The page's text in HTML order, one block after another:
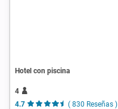
Hotel con piscina
4
4.7
( 830 Reseñas )